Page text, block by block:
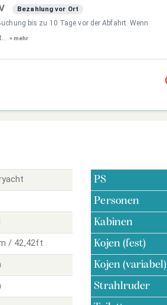
Bezahlung vor Ort
bis zu 10 Tage vor der Abfahrt. Wenn
» mehr
/ 42,42ft
PS
Personen
Kabinen
Kojen (fest)
Kojen (variabel)
Strahlruder